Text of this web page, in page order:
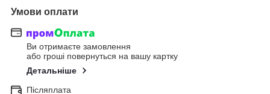
Умови оплати
Ви отримаєте замовлення
або гроші повернуться на вашу картку
Детальніше
Післяплата